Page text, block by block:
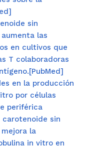
sin
las
en cultivos que
T colaboradoras
en la producción
por células
periférica
carotenoide sin
la
in vitro en